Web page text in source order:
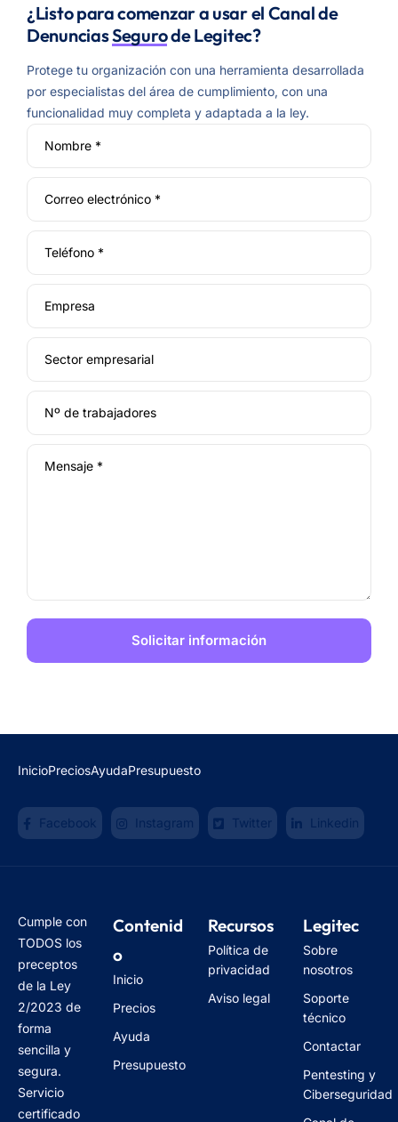
¿Listo para comenzar a usar el Canal de
DenunciasSegurode Legitec?
Protege tu organización con una herramienta desarrollada
por especialistas del área de cumplimiento, con una
funcionalidad muy completa y adaptada a la ley.
Nombre *
Correo electrónico *
Teléfono *
Empresa
Sector empresarial
Nº de trabajadores
Mensaje *
InicioPreciosAyudaPresupuesto
Facebook Instagram Twitter Linkedin
Cumple con
TODOS los
preceptos
de la Ley
2/2023 de
forma
sencilla y
segura.
Servicio
certificado
Contenid
o
Inicio
Precios
Ayuda
Presupuesto
Recursos
Política de
privacidad
Aviso legal
Legitec
Sobre
nosotros
Soporte
técnico
Contactar
Pentesting y
Ciberseguridad